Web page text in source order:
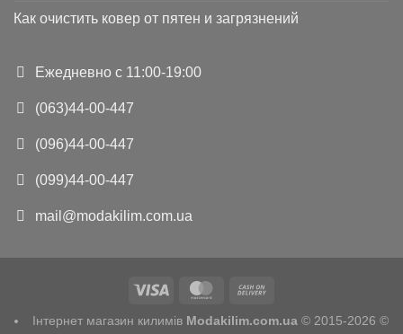
Как очистить ковер от пятен и загрязнений
Ежедневно с 11:00-19:00
(063)44-00-447
(096)44-00-447
(099)44-00-447
mail@modakilim.com.ua
Інтернет магазин килимів Modakilim.com.ua © 2015-2026 ©